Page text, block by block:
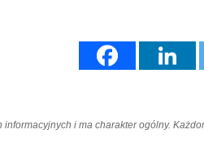
i ma charakter ogólny.